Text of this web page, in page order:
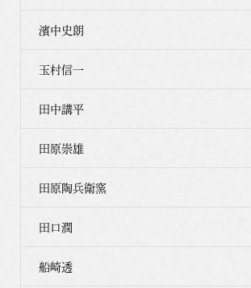
濱中史朗
玉村信一
田中講平
田原崇雄
田原陶兵衛窯
田口潤
船崎透